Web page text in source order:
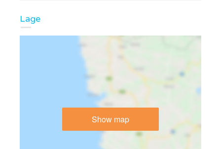
Lage
Show map